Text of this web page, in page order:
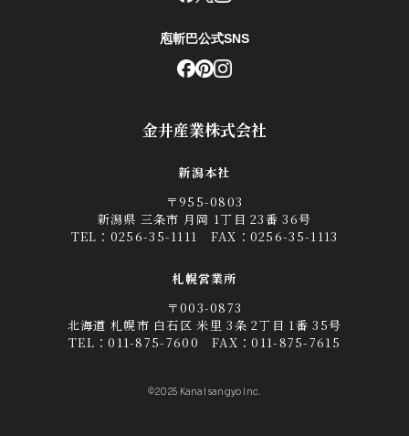
金井産業株式会社
新潟本社
〒955-0803
新潟県 三条市 月岡 1丁目 23番 36号
TEL： 0256-35-1111 FAX：0256-35-1113
札幌営業所
〒003-0873
北海道 札幌市 白石区 米里 3条 2丁目 1番 35号
TEL：011-875-7600 FAX：011-875-7615
©2025 Kanai sangyo Inc.
庖斬巴公式SNS